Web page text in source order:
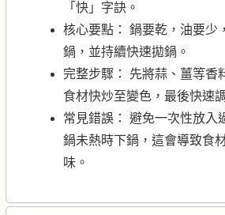
「快」字訣。
核心要點： 鍋要乾，油要少
鍋，並持續快速拋鍋。
完整步驟： 先將蒜、薑等香
食材快炒至變色，最後快速
常見錯誤： 避免一次性放入
鍋未熱時下鍋，這會導致食
味。